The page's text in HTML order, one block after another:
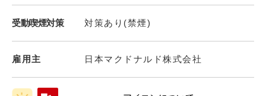
受動喫煙対策 対策あり(禁煙)
雇用主 日本マクドナルド株式会社